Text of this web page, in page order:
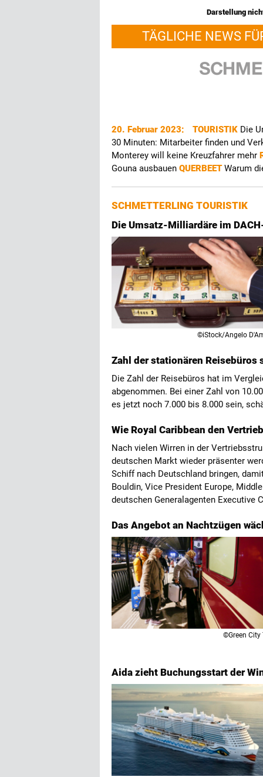
Darstellung
TÄGLICHE NEWS
20. Februar 2023: TOURISTIK Die
30 Minuten: Mitarbeiter finden und
Monterey will keine Kreuzfahrer mehr
Gouna ausbauen QUERBEETWarum
SCHMETTERLING TOURISTIK
Die Umsatz-Milliardäre im
©iStock/Angelo
Zahl der stationären Reisebüros
Die Zahl der Reisebüros hat im
abgenommen. Bei einer Zahl von
es jetzt noch 7.000 bis 8.000 sein,
Wie Royal Caribbean den
Nach vielen Wirren in der
deutschen Markt wieder präsenter
Schiff nach Deutschland bringen,
Bouldin, Vice President Europe,
deutschen Generalagenten Executive
Das Angebot an Nachtzügen
©Green City
Aida zieht Buchungsstart der